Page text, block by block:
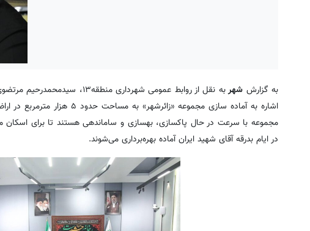
به گزارش شهر
به نقل از روابط عمومی
اشاره به آماده سازی مجموعه
مجموعه با سرعت در حال پاکسازی، بهسازی و ساماندهی هستند تا برای اسکان
در ایام بدرقه آقای شهید ایران آماده بهره‌برداری می‌شوند.